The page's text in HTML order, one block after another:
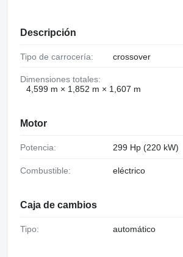
Descripción
Tipo de carrocería: crossover
Dimensiones totales:
4,599 m × 1,852 m × 1,607 m
Motor
Potencia: 299 Hp (220 kW)
Combustible: eléctrico
Caja de cambios
Tipo: automático